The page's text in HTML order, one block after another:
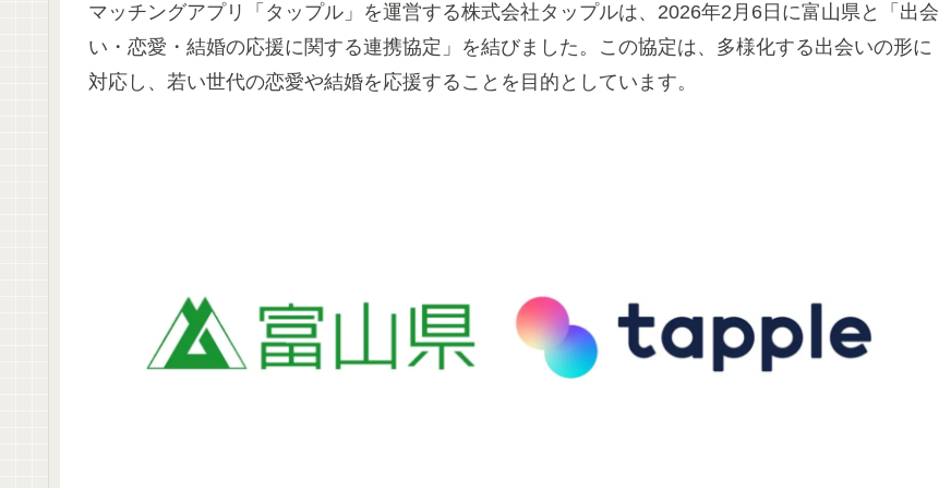
マッチングアプリ「タップル」を運営する株式会社タップルは、2026年2月6日に富山県と「出会
い・恋愛・結婚の応援に関する連携協定」を結びました。この協定は、多様化する出会いの形に
対応し、若い世代の恋愛や結婚を応援することを目的としています。